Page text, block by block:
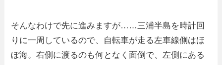
そんなわけで先に進みますが……三浦半島を時計回
りに一周しているので、自転車が走る左車線側はほ
ぼ海。右側に渡るのも何となく面倒で、左側にある